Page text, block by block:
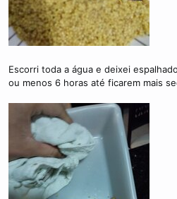
Escorri toda a água e deixei
ou menos 6 horas até ficarem mais